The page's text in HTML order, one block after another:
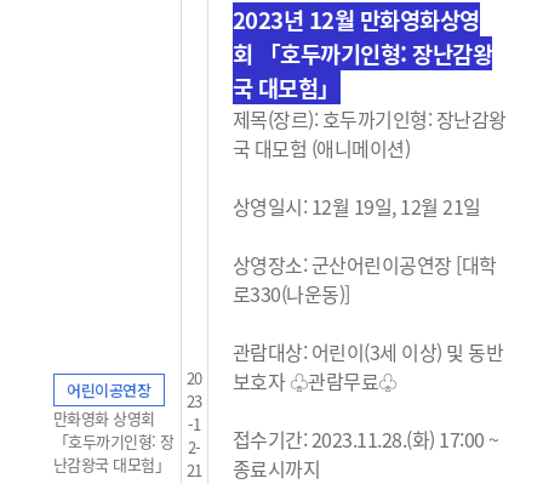
어린이공연장
만화영화 상영회
「호두까기인형: 장
난감왕국 대모험」
20
23
-1
2-
21
2023년 12월 만화영화상영
회
「호두까기인형: 장난감왕
국 대모험」
제목(장르): 호두까기인형: 장난감왕
국 대모험 (애니메이션)
상영일시: 12월 19일, 12월 21일
상영장소: 군산어린이공연장 [대학
로330(나운동)]
관람대상: 어린이(3세 이상) 및 동반
보호자 ♧관람무료♧
접수기간: 2023.11.28.(화) 17:00 ~
종료시까지